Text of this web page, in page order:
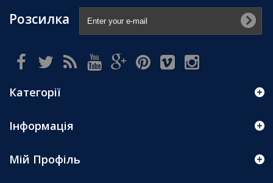
Розсилка
Категорії
Інформація
Мій Профіль